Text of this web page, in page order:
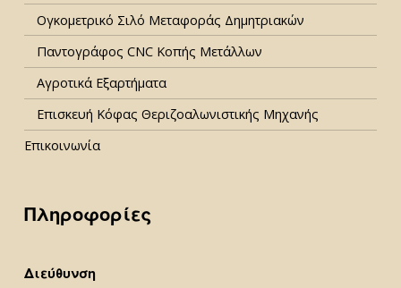
Ογκομετρικό Σιλό Μεταφοράς Δημητριακών
Παντογράφος CNC Κοπής Μετάλλων
Αγροτικά Εξαρτήματα
Επισκευή Κόφας Θεριζοαλωνιστικής Μηχανής
Επικοινωνία
Πληροφορίες
Διεύθυνση